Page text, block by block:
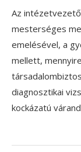
Az
mesterséges
emelésével, a
mellett,
diagnosztikai
kockázatú